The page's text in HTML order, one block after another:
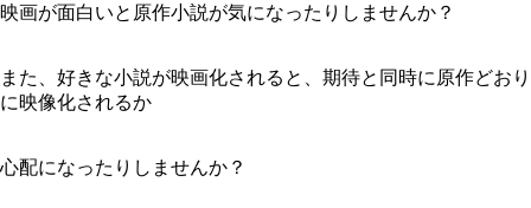
映画が面白いと原作小説が気になったりしませんか？
また、好きな小説が映画化されると、期待と同時に原作どおり
に映像化されるか
心配になったりしませんか？